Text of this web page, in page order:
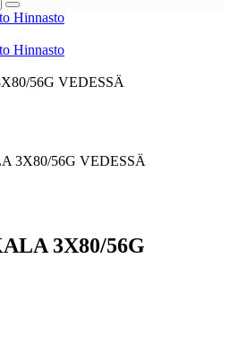
Hinnasto
Hinnasto
3X80/56G VEDESSÄ
3X80/56G